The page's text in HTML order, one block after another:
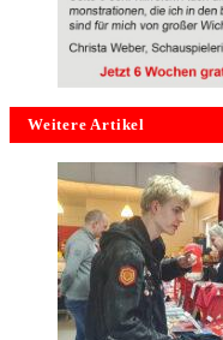
Weitere Artikel